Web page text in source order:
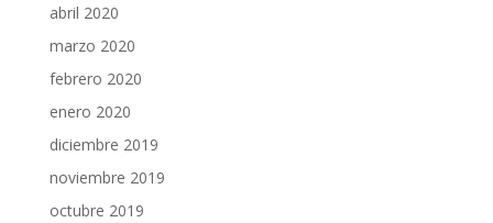
abril 2020
marzo 2020
febrero 2020
enero 2020
diciembre 2019
noviembre 2019
octubre 2019